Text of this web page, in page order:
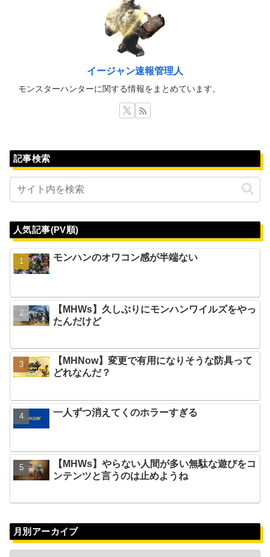
イージャン速報管理人
モンスターハンターに関する情報をまとめています。
記事検索
人気記事(PV順)
モンハンのオワコン感が半端ない
【MHWs】久しぶりにモンハンワイルズをやっ
たんだけど
【MHNow】変更で有用になりそうな防具って
どれなんだ？
一人ずつ消えてくのホラーすぎる
【MHWs】やらない人間が多い無駄な遊びをコ
ンテンツと言うのは止めようね
月別アーカイブ